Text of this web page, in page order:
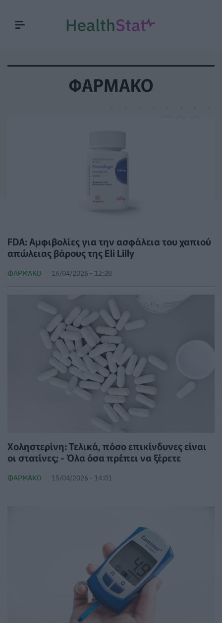
ΦΆΡΜΑΚΟ
FDA: Αμφιβολίες για την ασφάλεια του χαπιού
απώλειας βάρους της Eli Lilly
ΦΆΡΜΑΚΟ 16/04/2026 - 12:28
Χοληστερίνη: Τελικά, πόσο επικίνδυνες είναι
οι στατίνες; - Όλα όσα πρέπει να ξέρετε
ΦΆΡΜΑΚΟ 15/04/2026 - 14:01